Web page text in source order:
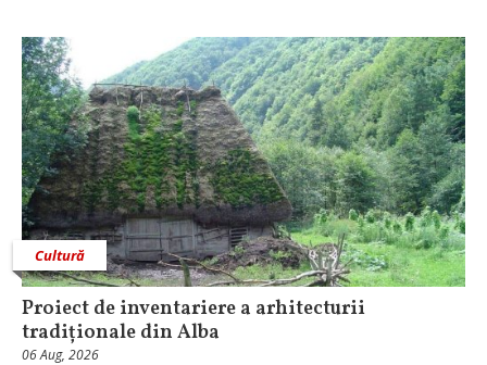
Cultură
Proiect de inventariere a arhitecturii
tradiționale din Alba
06 Aug, 2026